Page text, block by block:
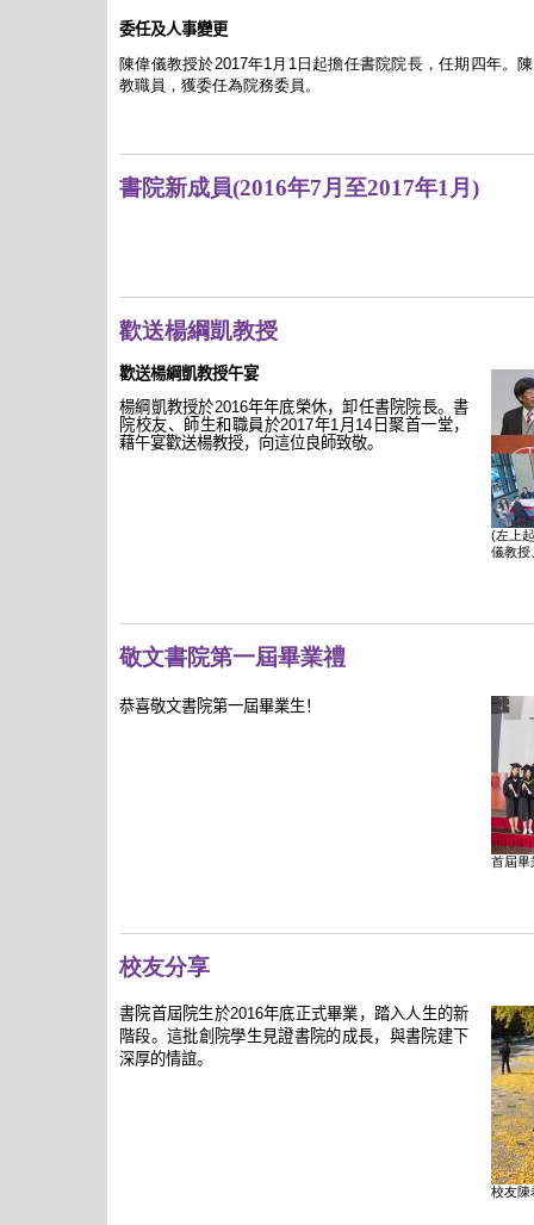
委任及人事變更
陳偉儀教授於2017年1月1日起擔任書院院長，任期四年。
教職員，獲委任為院務委員。
書院新成員(2016年7月至2017年1月)
歡送楊綱凱教授
歡送楊綱凱教授午宴
楊綱凱教授於2016年年底榮休，卸任書院院長。書
院校友、師生和職員於2017年1月 14 日聚首一堂，
藉午宴歡送楊教授，向這位良師致敬。
(左上
儀教授
敬文書院第一屆畢業禮
恭喜敬文書院第一屆畢業生！
首屆畢
校友分享
書院首屆院生於2016年底正式畢業，踏入人生的新
階段。這批創院學生見證書院的成長，與書院建下
深厚的情誼。
校友陳